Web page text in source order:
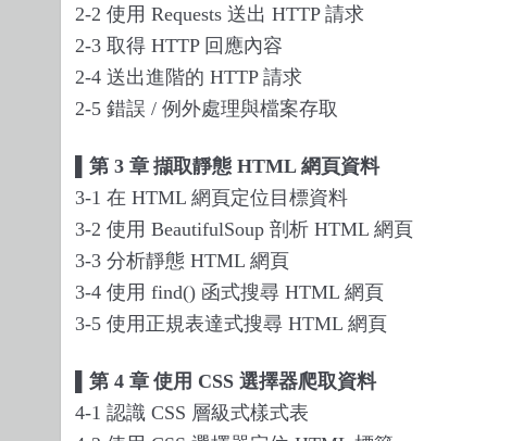
2-2 使用 Requests 送出 HTTP 請求
2-3 取得 HTTP 回應內容
2-4 送出進階的 HTTP 請求
2-5 錯誤 / 例外處理與檔案存取
第 3 章 擷取靜態 HTML 網頁資料
3-1 在 HTML 網頁定位目標資料
3-2 使用 BeautifulSoup 剖析 HTML 網頁
3-3 分析靜態 HTML 網頁
3-4 使用 find() 函式搜尋 HTML 網頁
3-5 使用正規表達式搜尋 HTML 網頁
第 4 章 使用 CSS 選擇器爬取資料
4-1 認識 CSS 層級式樣式表